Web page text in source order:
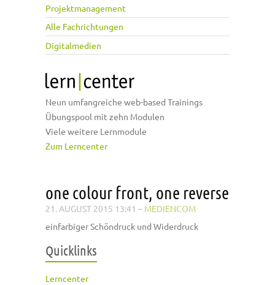
Projektmanagement
Alle Fachrichtungen
Digitalmedien
Neun umfangreiche web-based Trainings
Übungspool mit zehn Modulen
Viele weitere Lernmodule
Zum Lerncenter
one colour front, one reverse
21. AUGUST 2015 13:41 – MEDIENCOM
einfarbiger Schöndruck und Widerdruck
Quicklinks
Lerncenter